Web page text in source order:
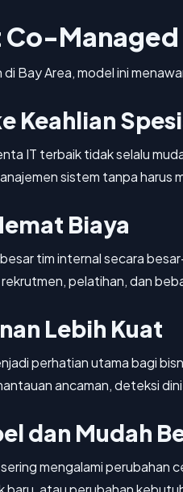
Managed
di Bay Area, model ini
Keahlian
IT terbaik tidak selalu
sistem tanpa harus
Biaya
tim internal secara
pelatihan, dan
Lebih Kuat
perhatian utama bagi
ancaman, deteksi
dan Mudah
mengalami